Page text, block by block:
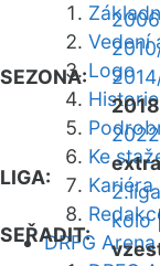
Vedení
Logo
Historie
Ke
Kariéra
DRFG Arena
SEZONA:
LIGA:
SEŘADIT:
kolo